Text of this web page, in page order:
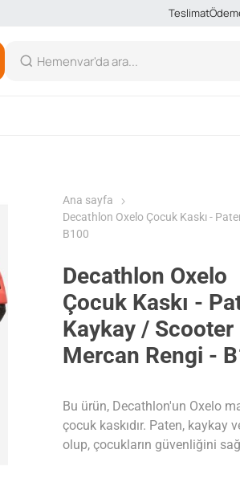
Teslimat
Ana sayfa
Decathlon Oxelo Çocuk Kaskı -
B100
Decathlon Oxelo
Çocuk Kaskı -
Kaykay / Scooter
Mercan Rengi -
Bu ürün, Decathlon'un Oxelo
çocuk kaskıdır. Paten,
olup, çocukların güvenliğini